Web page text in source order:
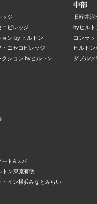
ッジ
コビレッジ
ョン by ヒルトン
ニセコビレッジ
クション byヒルトン
ート&スパ
トン東京有明
・イン横浜みなとみらい
中部
旧軽井
byヒルト
コンラッ
ヒルトン
ダブルツ